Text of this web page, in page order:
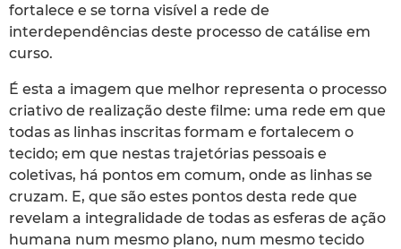
fortalece e se torna visível a rede de
interdependências deste processo de catálise em
curso.
É esta a imagem que melhor representa o processo
criativo de realização deste filme: uma rede em que
todas as linhas inscritas formam e fortalecem o
tecido; em que nestas trajetórias pessoais e
coletivas, há pontos em comum, onde as linhas se
cruzam. E, que são estes pontos desta rede que
revelam a integralidade de todas as esferas de ação
humana num mesmo plano, num mesmo tecido